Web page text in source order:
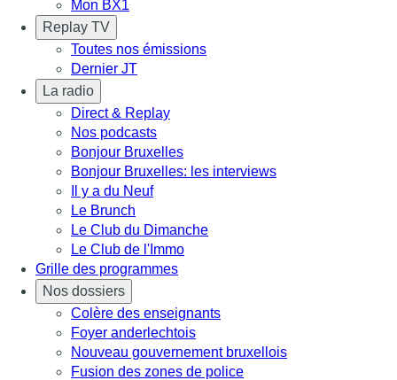
Mon BX1
Replay TV
Toutes nos émissions
Dernier JT
La radio
Direct & Replay
Nos podcasts
Bonjour Bruxelles
Bonjour Bruxelles: les interviews
Il y a du Neuf
Le Brunch
Le Club du Dimanche
Le Club de l'Immo
Grille des programmes
Nos dossiers
Colère des enseignants
Foyer anderlechtois
Nouveau gouvernement bruxellois
Fusion des zones de police